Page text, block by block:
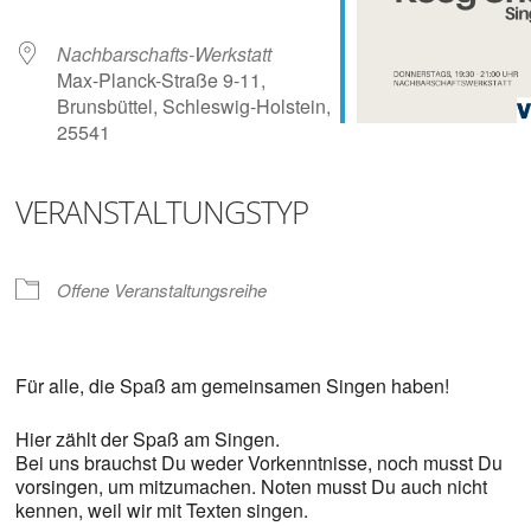
Nachbarschafts-Werkstatt
Max-Planck-Straße 9-11,
Brunsbüttel, Schleswig-Holstein,
25541
VERANSTALTUNGSTYP
Offene Veranstaltungsreihe
Für alle, die Spaß am gemeinsamen Singen haben!
Hier zählt der Spaß am Singen.
Bei uns brauchst Du weder Vorkenntnisse, noch musst Du
vorsingen, um mitzumachen. Noten musst Du auch nicht
kennen, weil wir mit Texten singen.